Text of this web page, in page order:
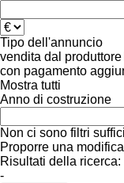
Tipo dell'annuncio
vendita dal produttore
con pagamento
Mostra tutti
Anno di costruzione
Non ci sono filtri
Proporre una modifica
Risultati della ricerca:
-